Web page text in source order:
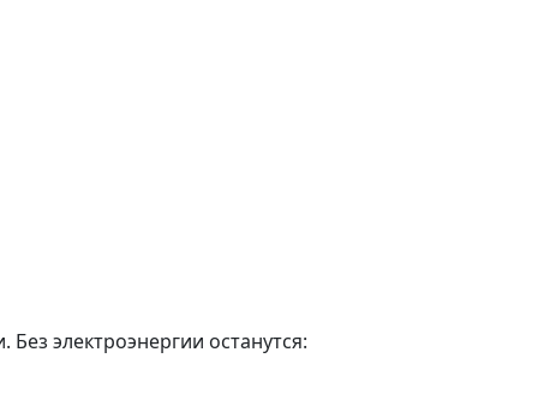
электроэнергии останутся: